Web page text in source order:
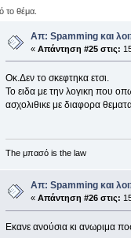
το θέμα.
Απ: Spamming και
« Απάντηση #25 στις:
Οκ.Δεν το σκεφτηκα ετσι.
Το ειδα με την λογικη που
ασχολιθικε με διαφορα
The μπασό is the law
Απ: Spamming και
« Απάντηση #26 στις:
Εκανε ανούσια κι ανωριμα